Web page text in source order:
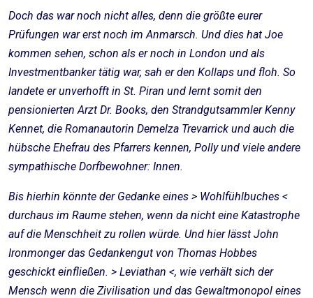
Doch das war noch nicht alles, denn die größte eurer
Prüfungen war erst noch im Anmarsch. Und dies hat Joe
kommen sehen, schon als er noch in London und als
Investmentbanker tätig war, sah er den Kollaps und floh. So
landete er unverhofft in St. Piran und lernt somit den
pensionierten Arzt Dr. Books, den Strandgutsammler Kenny
Kennet, die Romanautorin Demelza Trevarrick und auch die
hübsche Ehefrau des Pfarrers kennen, Polly und viele andere
sympathische Dorfbewohner: Innen.
Bis hierhin könnte der Gedanke eines > Wohlfühlbuches <
durchaus im Raume stehen, wenn da nicht eine Katastrophe
auf die Menschheit zu rollen würde. Und hier lässt John
Ironmonger das Gedankengut von Thomas Hobbes
geschickt einfließen. > Leviathan <, wie verhält sich der
Mensch wenn die Zivilisation und das Gewaltmonopol eines